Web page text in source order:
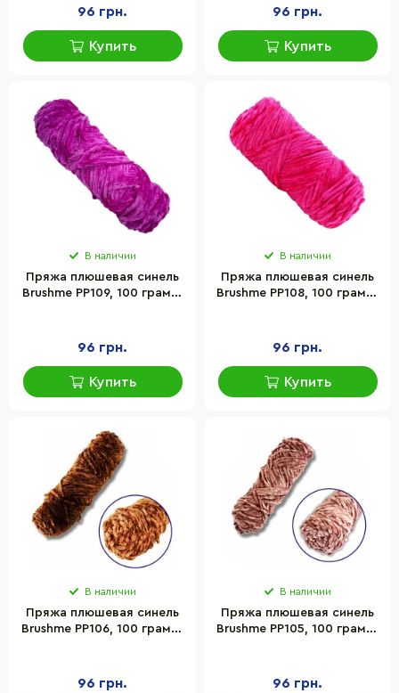
96 грн.
Купить
96 грн.
Купить
В наличии
Пряжа плюшевая синель
Brushme PP109, 100 грамм,
96 грн.
Купить
В наличии
Пряжа плюшевая синель
Brushme PP108, 100 грамм,
96 грн.
Купить
В наличии
Пряжа плюшевая синель
Brushme PP106, 100 грамм,
96 грн.
В наличии
Пряжа плюшевая синель
Brushme PP105, 100 грамм,
96 грн.